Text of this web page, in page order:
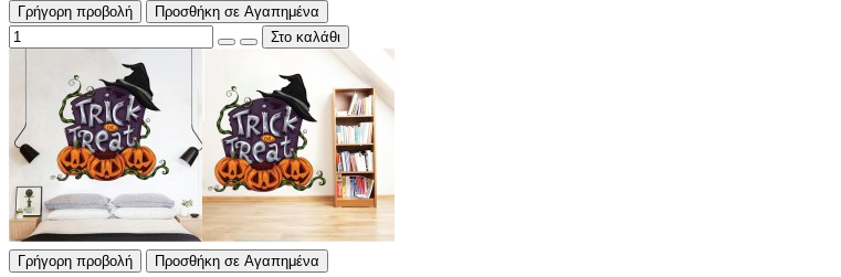
Γρήγορη προβολή Προσθήκη σε Αγαπημένα
Γρήγορη προβολή Προσθήκη σε Αγαπημένα